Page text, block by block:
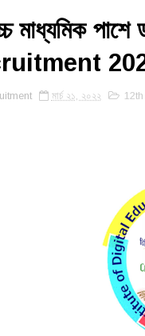
পাশে
মার্চ ২১, ২০২২